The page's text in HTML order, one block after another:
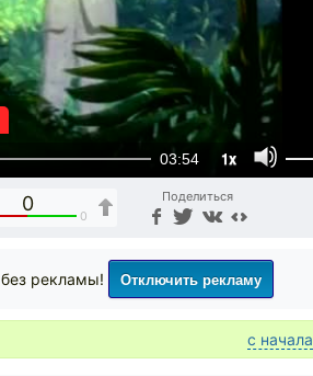
03:54 1x
0
0
Поделиться
рекламы! Отключить рекламу
с начала